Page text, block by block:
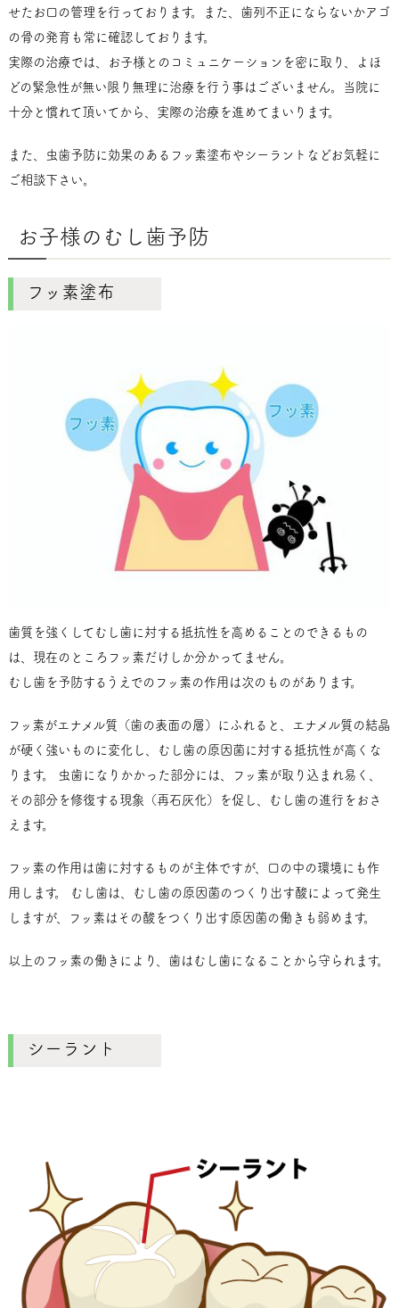
せたお口の管理を行っております。また、歯列不正にならないかアゴ
の骨の発育も常に確認しております。
実際の治療では、お子様とのコミュニケーションを密に取り、よほ
どの緊急性が無い限り無理に治療を行う事はございません。当院に
十分と慣れて頂いてから、実際の治療を進めてまいります。
また、虫歯予防に効果のあるフッ素塗布やシーラントなどお気軽に
ご相談下さい。
お子様のむし歯予防
フッ素塗布
歯質を強くしてむし歯に対する抵抗性を高めることのできるもの
は、現在のところフッ素だけしか分かってません。
むし歯を予防するうえでのフッ素の作用は次のものがあります。
フッ素がエナメル質（歯の表面の層）にふれると、エナメル質の結晶
が硬く強いものに変化し、むし歯の原因菌に対する抵抗性が高くな
ります。 虫歯になりかかった部分には、フッ素が取り込まれ易く、
その部分を修復する現象（再石灰化）を促し、むし歯の進行をおさ
えます。
フッ素の作用は歯に対するものが主体ですが、口の中の環境にも作
用します。 むし歯は、むし歯の原因菌のつくり出す酸によって発生
しますが、フッ素はその酸をつくり出す原因菌の働きも弱めます。
以上のフッ素の働きにより、歯はむし歯になることから守られます。
シーラント